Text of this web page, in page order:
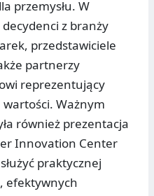
przemysłu. W
z branży
przedstawiciele
partnerzy
reprezentujący
Ważnym
również prezentacja
Innovation Center
praktycznej
efektywnych